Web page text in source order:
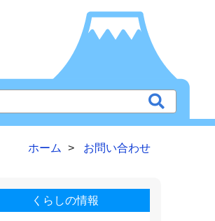
ホーム お問い合わせ
くらしの情報